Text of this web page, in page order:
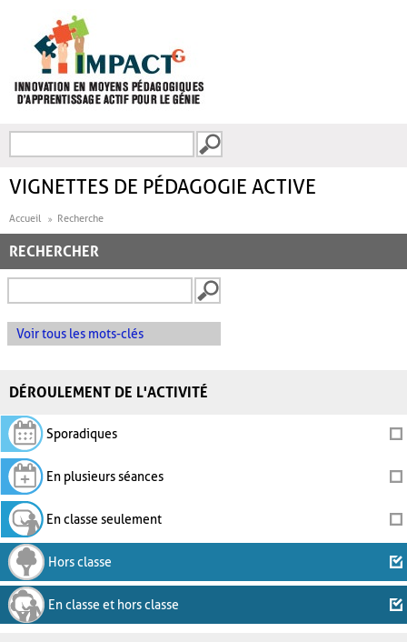
FORMULAIRE DE
VIGNETTES DE PÉDAGOGIE ACTIVE
Accueil Recherche
RECHERCHER
Voir tous les mots-clés
DÉROULEMENT DE L'ACTIVITÉ
Sporadiques
En plusieurs séances
En classe seulement
Hors classe
En classe et hors classe